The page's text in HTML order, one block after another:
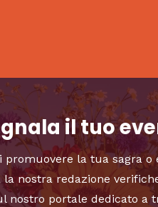
il tuo
promuovere la tua sagra o
nostra redazione
nostro portale dedicato a